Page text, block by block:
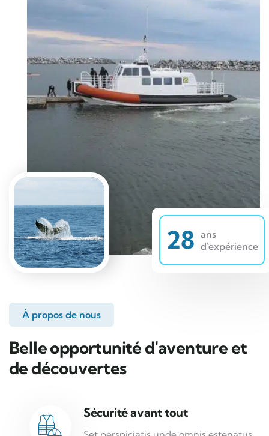
28 ans
d'expérience
À propos de nous
Belle opportunité d'aventure et
de découvertes
Sécurité avant tout